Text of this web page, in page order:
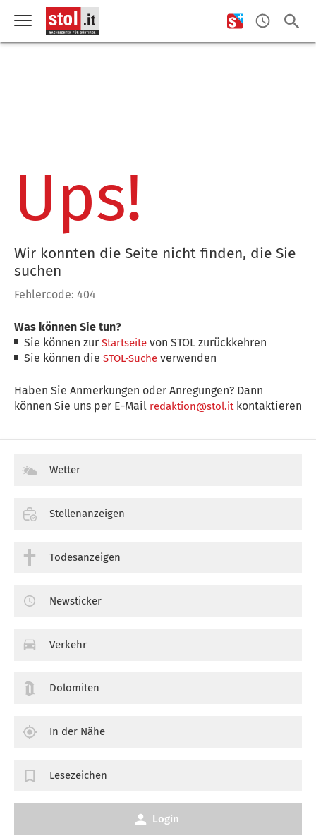
Ups!
Wir konnten die Seite nicht finden, die Sie
suchen
Fehlercode: 404
Was können Sie tun?
Sie können zurStartseite von STOL zurückkehren
Sie können dieSTOL-Suche verwenden
Haben Sie Anmerkungen oder Anregungen? Dann
können Sie uns per E-Mail redaktion@stol.itkontaktieren
Wetter
Stellenanzeigen
Todesanzeigen
Newsticker
Verkehr
Dolomiten
In der Nähe
Lesezeichen
Login